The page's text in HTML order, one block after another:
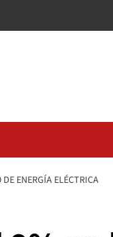
ENERGÍA ELÉCTRICA